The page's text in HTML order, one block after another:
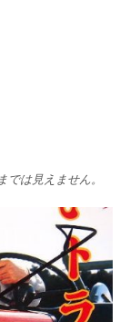
は見えません。